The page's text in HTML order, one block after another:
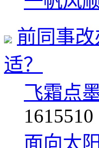
前同事
适？
飞霜点
1615510
面向太阳